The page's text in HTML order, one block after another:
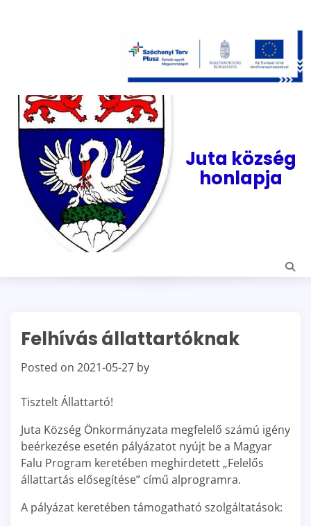
content
Juta község
honlapja
Felhívás állattartóknak
Posted on 2021-05-27 by
Tisztelt Állattartó!
Juta Község Önkormányzata megfelelő számú igény
beérkezése esetén pályázatot nyújt be a Magyar
Falu Program keretében meghirdetett „Felelős
állattartás elősegítése” című alprogramra.
A pályázat keretében támogatható szolgáltatások: